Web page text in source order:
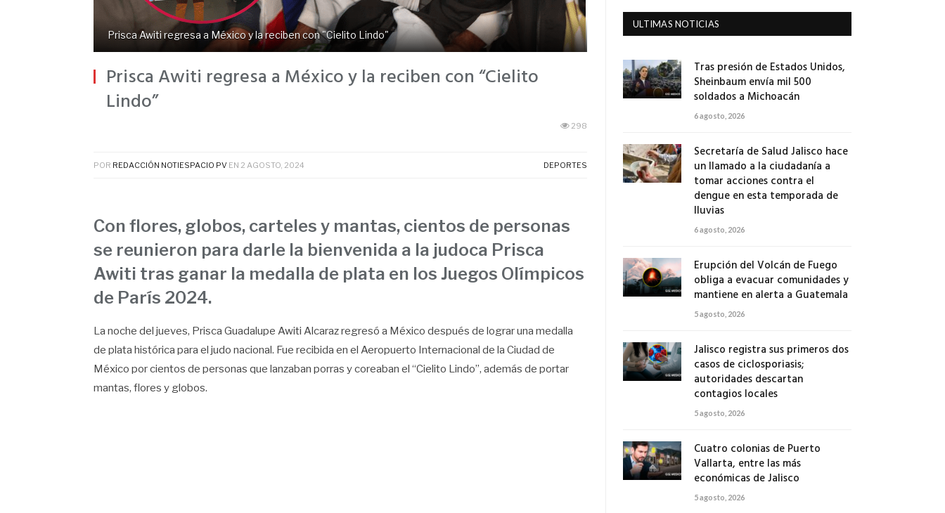
Prisca Awiti regresa a México y la reciben con "Cielito Lindo"
Prisca Awiti regresa a México y la reciben con “Cielito
Lindo”
298
POR REDACCIÓN NOTIESPACIO PV EN 2 AGOSTO, 2024 DEPORTES
Con flores, globos, carteles y mantas, cientos de personas
se reunieron para darle la bienvenida a la judoca Prisca
Awiti tras ganar la medalla de plata en los Juegos Olímpicos
de París 2024.
La noche del jueves, Prisca Guadalupe Awiti Alcaraz regresó a México después de lograr una medalla
de plata histórica para el judo nacional. Fue recibida en el Aeropuerto Internacional de la Ciudad de
México por cientos de personas que lanzaban porras y coreaban el “Cielito Lindo”, además de portar
mantas, flores y globos.
ULTIMAS NOTICIAS
Tras presión de Estados Unidos,
Sheinbaum envía mil 500
soldados a Michoacán
6 agosto, 2026
Secretaría de Salud Jalisco hace
un llamado a la ciudadanía a
tomar acciones contra el
dengue en esta temporada de
lluvias
6 agosto, 2026
Erupción del Volcán de Fuego
obliga a evacuar comunidades y
mantiene en alerta a Guatemala
5 agosto, 2026
Jalisco registra sus primeros dos
casos de ciclosporiasis;
autoridades descartan
contagios locales
5 agosto, 2026
Cuatro colonias de Puerto
Vallarta, entre las más
económicas de Jalisco
5 agosto, 2026